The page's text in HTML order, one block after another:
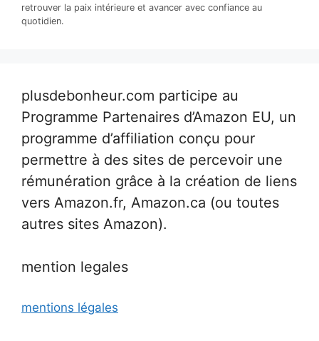
retrouver la paix intérieure et avancer avec confiance au
quotidien.
plusdebonheur.com participe au
Programme Partenaires d’Amazon EU, un
programme d’affiliation conçu pour
permettre à des sites de percevoir une
rémunération grâce à la création de liens
vers Amazon.fr, Amazon.ca (ou toutes
autres sites Amazon).
mention legales
mentions légales